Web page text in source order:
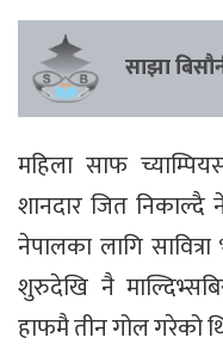
साझा
महिला साफ
शानदार जित
नेपालका लागि
शुरुदेखि नै
हाफमै तीन गोल गरेको